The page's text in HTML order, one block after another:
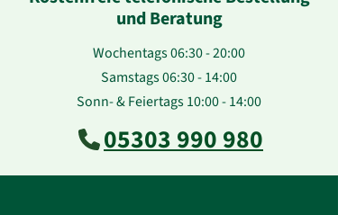
und Beratung
Wochentags 06:30 - 20:00
Samstags 06:30 - 14:00
Sonn- & Feiertags 10:00 - 14:00
05303 990 980